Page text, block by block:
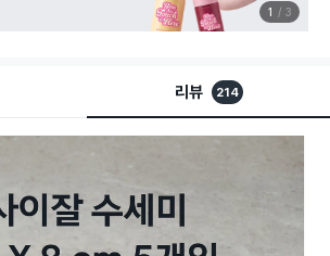
1 3
리뷰 214